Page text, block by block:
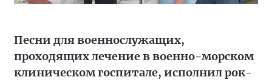
Песни для военнослужащих,
проходящих лечение в военно-морском
клиническом госпитале, исполнил рок-